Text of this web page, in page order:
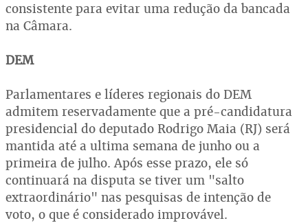
consistente para evitar uma redução da bancada
na Câmara.
DEM
Parlamentares e líderes regionais do DEM
admitem reservadamente que a pré-candidatura
presidencial do deputado Rodrigo Maia (RJ) será
mantida até a ultima semana de junho ou a
primeira de julho. Após esse prazo, ele só
continuará na disputa se tiver um "salto
extraordinário" nas pesquisas de intenção de
voto, o que é considerado improvável.